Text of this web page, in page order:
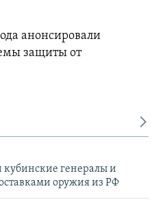
анонсировали
защиты от
генералы и
оружия из РФ